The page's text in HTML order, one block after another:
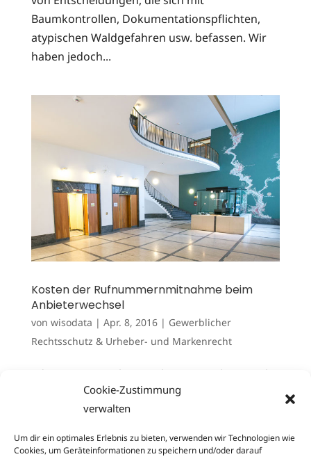
Cookie-Zustimmung
verwalten
Um dir ein optimales Erlebnis zu bieten, verwenden wir Technologien wie
Cookies, um Geräteinformationen zu speichern und/oder darauf
Baumkontrollen, Dokumentationspflichten,
atypischen Waldgefahren usw. befassen. Wir
haben jedoch...
Kosten der Rufnummernmitnahme beim
Anbieterwechsel
von wisodata | Apr. 8, 2016| Gewerblicher
Rechtsschutz & Urheber- und Markenrecht
[:de]Bereits im Jahr 2013 konnte Rechtsanwalt
Queling vor dem Landgericht Köln eine
wettbewerbsrechtliche Verfügung erstreiten,
mit der einem Anbieter von
Telekommunikationsdienstleistungen die